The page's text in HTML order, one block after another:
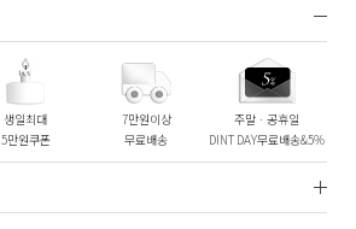
생일최대
5만원쿠폰
7만원이상
무료배송
주말ㆍ공휴일
DINT DAY무료배송&5%